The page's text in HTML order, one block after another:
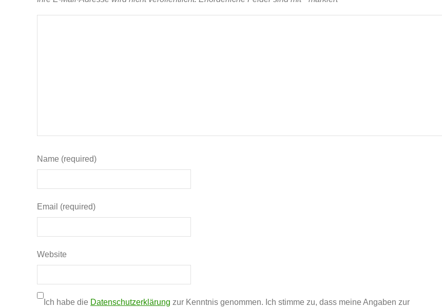
Name (required)
Email (required)
Website
Ich habe die Datenschutzerklärung zur Kenntnis genommen. Ich stimme zu, dass meine Angaben zur